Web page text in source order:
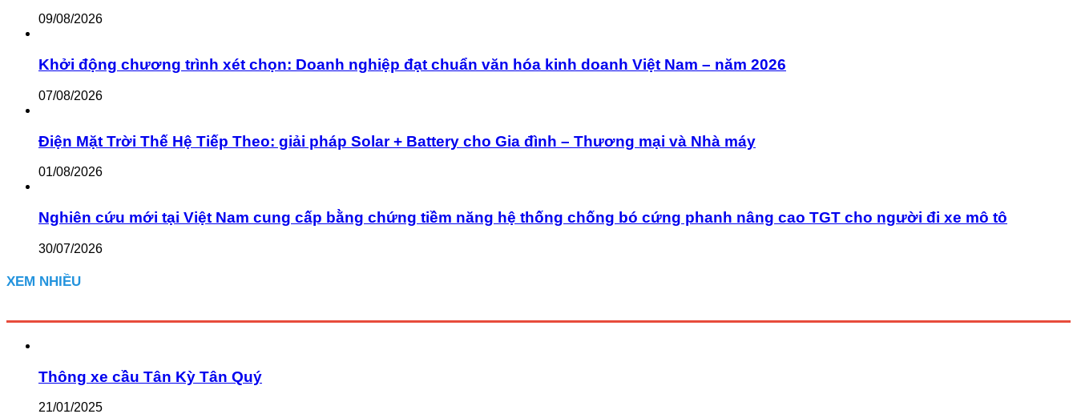
09/08/2026
Khởi động chương trình xét chọn: Doanh nghiệp đạt chuẩn văn hóa kinh doanh Việt Nam – năm 2026
07/08/2026
Điện Mặt Trời Thế Hệ Tiếp Theo: giải pháp Solar + Battery cho Gia đình – Thương mại và Nhà máy
01/08/2026
Nghiên cứu mới tại Việt Nam cung cấp bằng chứng tiềm năng hệ thống chống bó cứng phanh nâng cao TGT cho người đi xe mô tô
30/07/2026
XEM NHIỀU
Thông xe cầu Tân Kỳ Tân Quý
21/01/2025